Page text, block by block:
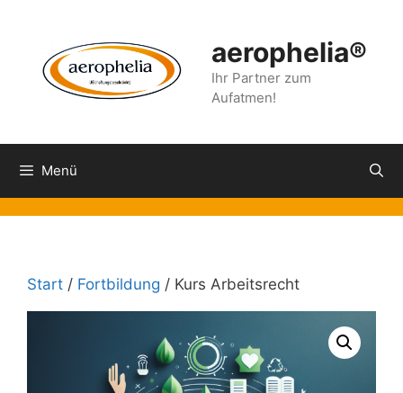
springen
aerophelia®
Ihr Partner zum
Aufatmen!
Menü
Start / Fortbildung / Kurs Arbeitsrecht